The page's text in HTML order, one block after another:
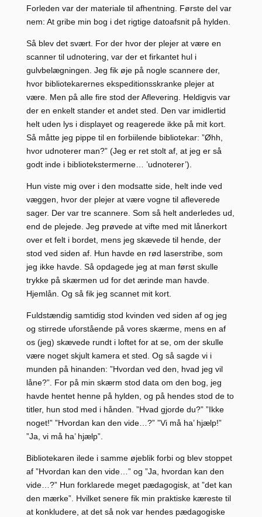
Forleden var der materiale til afhentning. Første del var
nem: At gribe min bog i det rigtige datoafsnit på hylden.
Så blev det svært. For der hvor der plejer at være en
scanner til udnotering, var der et firkantet hul i
gulvbelægningen. Jeg fik øje på nogle scannere der,
hvor bibliotekarernes ekspeditionsskranke plejer at
være. Men på alle fire stod der Aflevering. Heldigvis var
der en enkelt stander et andet sted. Den var imidlertid
helt uden lys i displayet og reagerede ikke på mit kort.
Så måtte jeg pippe til en forbiilende bibliotekar: ”Øhh,
hvor udnoterer man?” (Jeg er ret stolt af, at jeg er så
godt inde i bibliotekstermerne… ’udnoterer’).
Hun viste mig over i den modsatte side, helt inde ved
væggen, hvor der plejer at være vogne til afleverede
sager. Der var tre scannere. Som så helt anderledes ud,
end de plejede. Jeg prøvede at vifte med mit lånerkort
over et felt i bordet, mens jeg skævede til hende, der
stod ved siden af. Hun havde en rød laserstribe, som
jeg ikke havde. Så opdagede jeg at man først skulle
trykke på skærmen ud for det ærinde man havde.
Hjemlån. Og så fik jeg scannet mit kort.
Fuldstændig samtidig stod kvinden ved siden af og jeg
og stirrede uforstående på vores skærme, mens en af
os (jeg) skævede rundt i loftet for at se, om der skulle
være noget skjult kamera et sted. Og så sagde vi i
munden på hinanden: ”Hvordan ved den, hvad jeg vil
låne?”. For på min skærm stod data om den bog, jeg
havde hentet henne på hylden, og på hendes stod de to
titler, hun stod med i hånden. ”Hvad gjorde du?” ”Ikke
noget!” ”Hvordan kan den vide…?” ”Vi må ha’ hjælp!”
”Ja, vi må ha’ hjælp”.
Bibliotekaren ilede i samme øjeblik forbi og blev stoppet
af ”Hvordan kan den vide…” og ”Ja, hvordan kan den
vide…?” Hun forklarede meget pædagogisk, at ”det kan
den mærke”. Hvilket senere fik min praktiske kæreste til
at konkludere, at det så nok var hendes pædagogiske